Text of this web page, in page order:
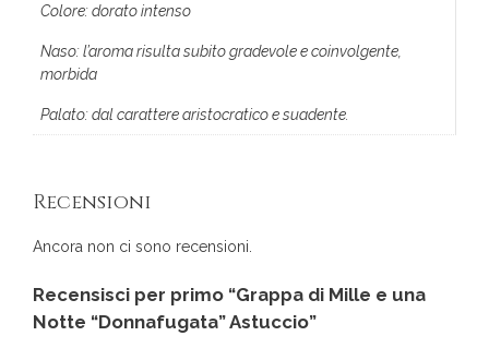
Colore: dorato intenso
Naso: l’aroma risulta subito gradevole e coinvolgente,
morbida
Palato: dal carattere aristocratico e suadente.
Recensioni
Ancora non ci sono recensioni.
Recensisci per primo “Grappa di Mille e una
Notte “Donnafugata” Astuccio”